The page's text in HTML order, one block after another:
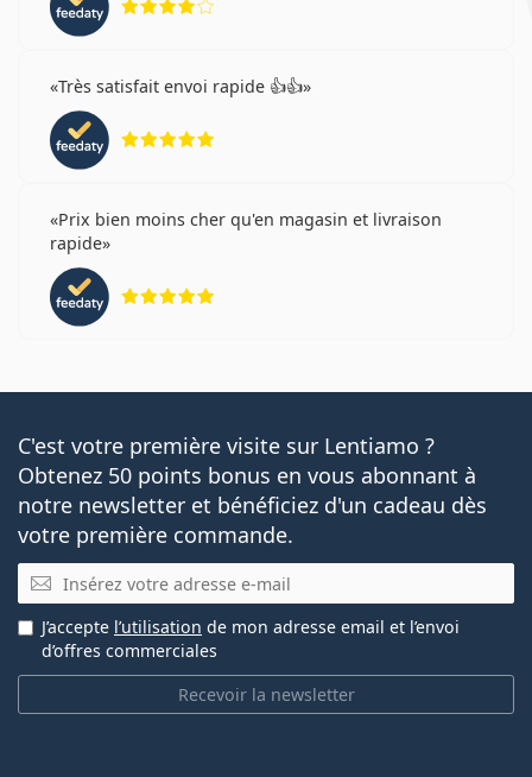
Très satisfait envoi rapide 👍👍
Prix bien moins cher qu'en magasin et livraison
rapide
C'est votre première visite sur Lentiamo ?
Obtenez 50 points bonus en vous abonnant à
notre newsletter et bénéficiez d'un cadeau dès
votre première commande.
E-mail
Recevoir la newsletter
J’accepte l’utilisation de mon adresse email et l’envoi
d’offres commerciales